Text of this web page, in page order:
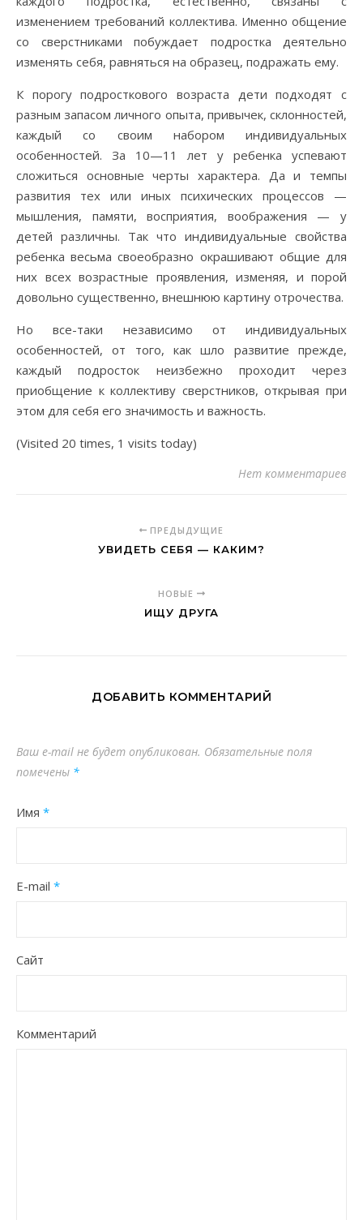
изменением требований коллектива. Именно общение
со сверстниками побуждает подростка деятельно
изменять себя, равняться на образец, подражать ему.
К порогу подросткового возраста дети подходят с
разным запасом личного опыта, привычек, склонностей,
каждый со своим набором индивидуальных
особенностей. За 10—11 лет у ребенка успевают
сложиться основные черты характера. Да и темпы
развития тех или иных психических процессов —
мышления, памяти, восприятия, воображения — у
детей различны. Так что индивидуальные свойства
ребенка весьма своеобразно окрашивают общие для
них всех возрастные проявления, изменяя, и порой
довольно существенно, внешнюю картину отрочества.
Но все-таки независимо от индивидуальных
особенностей, от того, как шло развитие прежде,
каждый подросток неизбежно проходит через
приобщение к коллективу сверстников, открывая при
этом для себя его значимость и важность.
(Visited 20 times, 1 visits today)
Нет комментариев
ПРЕДЫДУЩИЕ
УВИДЕТЬ СЕБЯ — КАКИМ?
НОВЫЕ
ИЩУ ДРУГА
ДОБАВИТЬ КОММЕНТАРИЙ
Ваш e-mail не будет опубликован. Обязательные поля
помечены *
Имя *
E-mail *
Сайт
Комментарий